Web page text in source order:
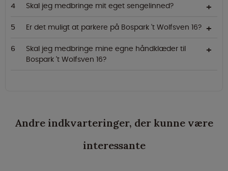
Skal jeg medbringe mit eget sengelinned?
Er det muligt at parkere på Bospark 't Wolfsven 16?
Skal jeg medbringe mine egne håndklæder til
Bospark 't Wolfsven 16?
Andre indkvarteringer, der kunne være
interessante